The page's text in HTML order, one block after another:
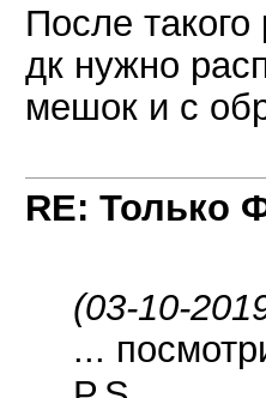
После
дк нужно
мешок и с
RE: Только
(03-10-
...